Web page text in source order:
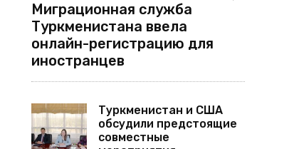
Миграционная служба
Туркменистана ввела
онлайн-регистрацию для
иностранцев
Туркменистан и США
обсудили предстоящие
совместные